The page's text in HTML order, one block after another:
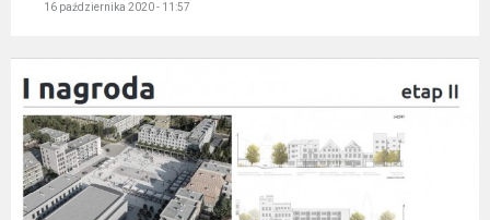
16 października 2020 - 11:57